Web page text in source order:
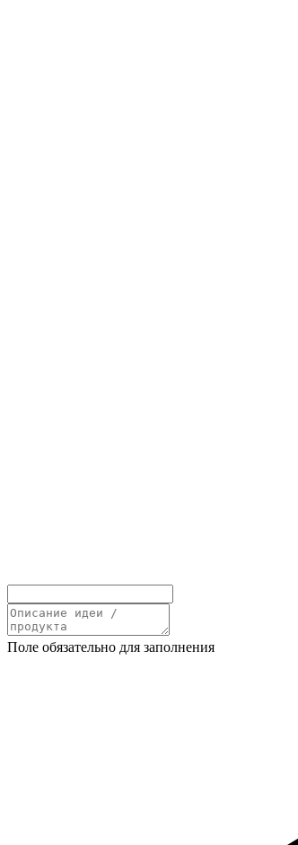
Поле обязательно для заполнения